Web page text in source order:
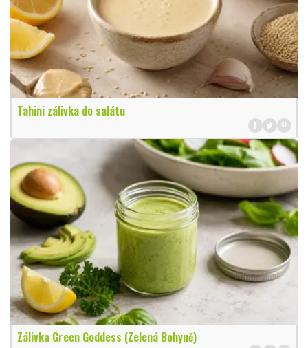
Tahini zálivka do salátu
Zálivka Green Goddess (Zelená Bohyně)